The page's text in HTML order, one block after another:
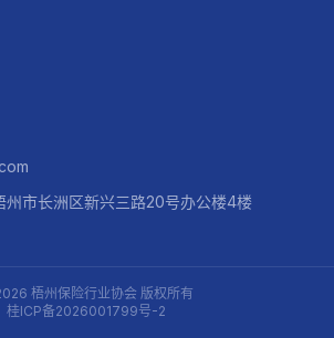
州市长洲区新兴三路20号办公楼4楼
梧州保险行业协会 版权所有
桂ICP备2026001799号-2